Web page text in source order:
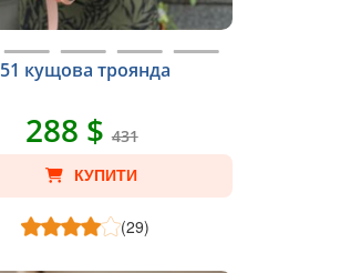
51 кущова троянда
288 $431
КУПИТИ
(29)